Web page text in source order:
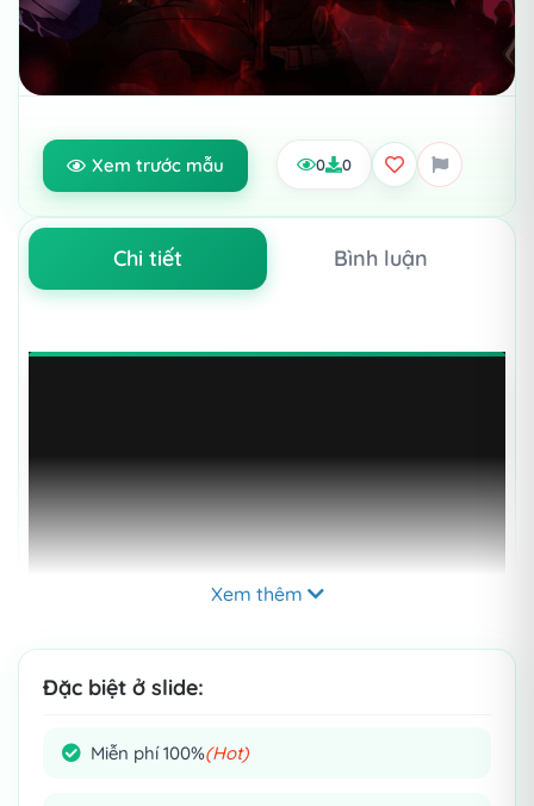
Xem trước mẫu 0 0
Chi tiết Bình luận
Xem thêm
Đặc biệt ở slide:
Miễn phí 100%(Hot)